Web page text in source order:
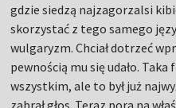
gdzie siedzą najzagorzalsi
skorzystać z tego samego
wulgaryzm. Chciał dotrzeć
pewnością mu się udało.
wszystkim, ale to był już